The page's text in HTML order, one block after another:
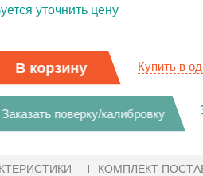
уточнить цену
В корзину Купить в
Заказать поверку/калибровку
КОМПЛЕКТ